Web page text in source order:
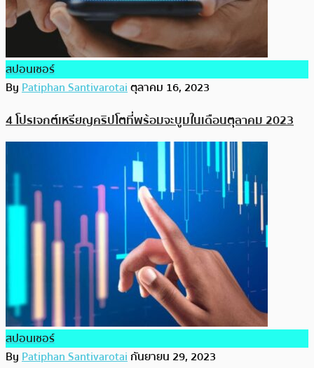
สปอนเซอร์
ByPatiphan Santivarotaiตุลาคม 16, 2023
4 โปรเจกต์เหรียญคริปโตที่พร้อมจะบูมในเดือนตุลาคม 2023
สปอนเซอร์
ByPatiphan Santivarotaiกันยายน 29, 2023